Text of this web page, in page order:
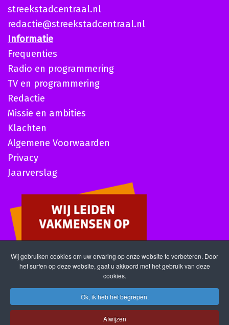
streekstadcentraal.nl
redactie@streekstadcentraal.nl
Informatie
Frequenties
Radio en programmering
TV en programmering
Redactie
Missie en ambities
Klachten
Algemene Voorwaarden
Privacy
Jaarverslag
Wij gebruiken cookies om uw ervaring op onze website te verbeteren. Door
het surfen op deze website, gaat u akkoord met het gebruik van deze
cookies.
Ok, ik heb het begrepen.
Afwijzen